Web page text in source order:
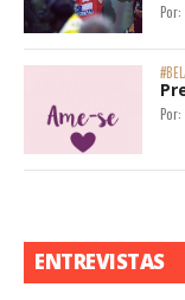
Por:
Por:
ENTREVISTAS